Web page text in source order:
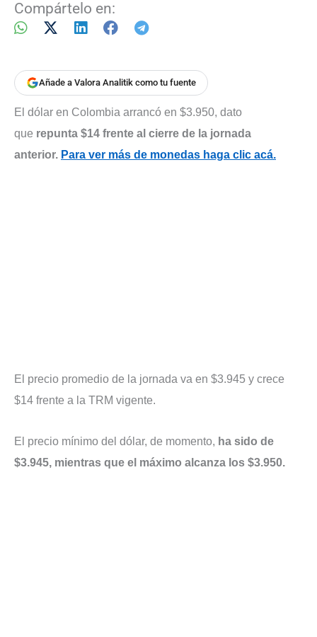
Compártelo en:
Añade a Valora Analitik como tu fuente
El dólar en Colombia arrancó en $3.950, dato
que repunta $14 frente al cierre de la jornada
anterior. Para ver más de monedas haga clic acá.
El precio promedio de la jornada va en $3.945 y crece
$14 frente a la TRM vigente.
El precio mínimo del dólar, de momento, ha sido de
$3.945, mientras que el máximo alcanza los $3.950.